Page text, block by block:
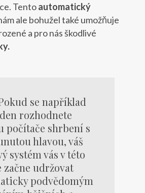
Tentoautomatický
ale bohužel také umožňuje
a pro nás škodlivé
se například
rozhodnete
počítače shrbení s
hlavou, váš
systém vás v této
začne udržovat
podvědomým